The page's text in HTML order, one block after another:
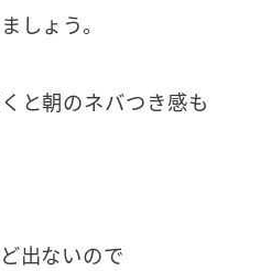
しょう。
と朝のネバつき感も
出ないので